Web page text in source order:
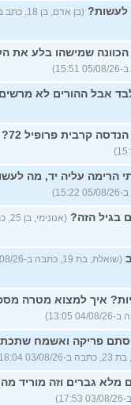
בבית
איך
מזה שהזמן
בת 24)
כל
(זלדוס, בן 22)
בודדה מאוד בלי חברים כבר 5
להכיר
שאלות חדשות
לעשות?
שמישהו בלע את
אבל ההורים לא מרשים
קרבית פרופיל 72?
הרימה עליה יד, מה
בגיל הזה?
(שואלת, בת 19, כתבה ב-04/08/26 13:14)
איך למצוא מטרה
פריקה ואשמח
26 18:04)
מלא גברים וזה מוריד